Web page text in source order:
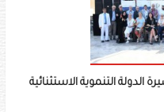
التنموية الاستثنائية